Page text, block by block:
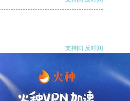
支持[0] 反对[0]
支持[0] 反对